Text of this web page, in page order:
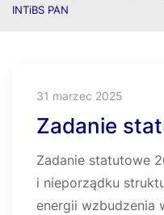
INTiBS PAN
31 marzec 2025
Zadanie
Zadanie statutowe
i nieporządku
energii wzbudzenia